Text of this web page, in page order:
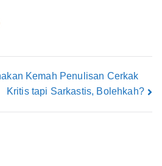
Kemah Penulisan Cerkak
Kritis tapi Sarkastis, Bolehkah?